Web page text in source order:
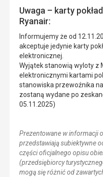
Uwaga – karty
Ryanair:
Informujemy że od
akceptuje jedynie karty
elektronicznej.
Wyjątek stanowią wyloty z
elektronicznymi kartami
stanowiska przewoźnika
zostaną wydane po
05.11.2025)
Prezentowane w informacji
przedstawiają subiektywne
części oficjalnego opisu
(przedsiębiorcy
mogą się różnić od